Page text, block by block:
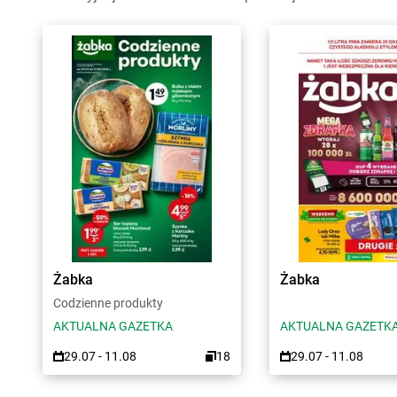
Żabka
Codzienne produkty
AKTUALNA GAZETKA
29.07 - 11.08 18
Żabka
AKTUALNA
29.07 - 11.08